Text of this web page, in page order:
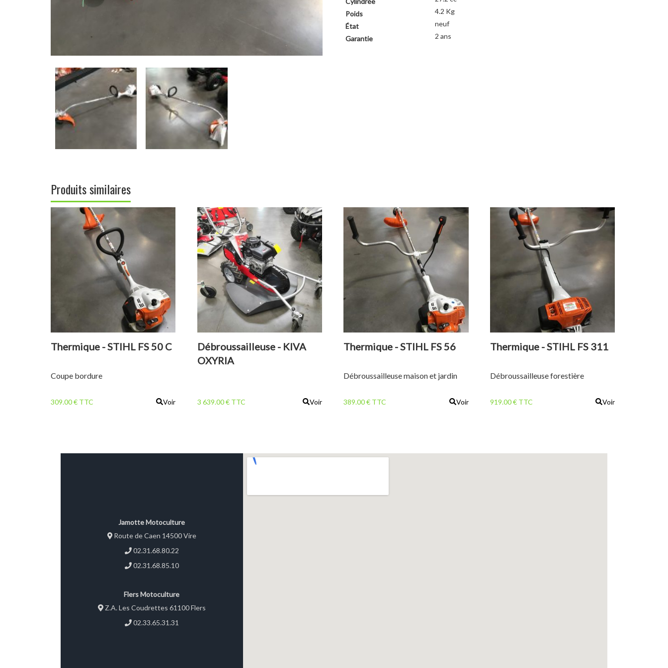
Poids
4.2 Kg
État
neuf
Garantie
2 ans
Produits similaires
Thermique - STIHL FS 50 C
Coupe bordure
309.00 € TTC Voir
Débroussailleuse - KIVA
OXYRIA
3 639.00 € TTC Voir
Thermique - STIHL FS 56
Débroussailleuse maison et jardin
389.00 € TTC Voir
Thermique - STIHL FS 311
Débroussailleuse forestière
919.00 € TTC Voir
Jamotte Motoculture
Route de Caen 14500 Vire
02.31.68.80.22
02.31.68.85.10
Flers Motoculture
Z.A. Les Coudrettes 61100 Flers
02.33.65.31.31